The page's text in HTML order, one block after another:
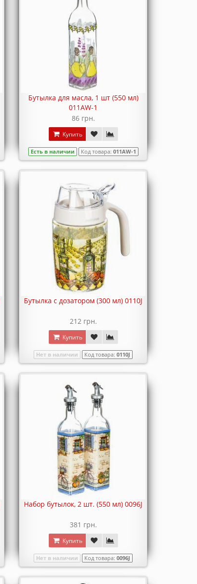
Бутылка для масла, 1 шт (550 мл)
011AW-1
86 грн.
Купить
Есть в наличии Код товара: 011AW-1
Бутылка с дозатором (300 мл) 0110J
212 грн.
Купить
Нет в наличии Код товара:0110J
Набор бутылок, 2 шт. (550 мл) 0096J
381 грн.
Купить
Нет в наличии Код товара:0096J